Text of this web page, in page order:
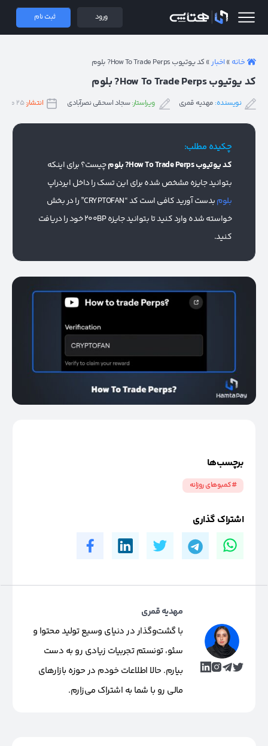
همتاپی ورود ثبت نام
خانه »اخبار» کد یوتیوب How To Trade Perps? بلوم
کد یوتیوب How To Trade Perps? بلوم
نویسنده: مهدیه قمری ویراستار:سجاد اسحقی نصرآبادی انتشار:۲۵ مهر ۱۴۰۳
چکیده مطلب:
کد یوتیوب How To Trade Perps? بلوم
چیست؟ برای اینکه
بتوانید جایزه مشخص شده برای این تسک را داخل ایردراپ
بلوم
بدست آورید کافی است کد “CRYPTOFAN” را در بخش
خواسته شده وارد کنید تا بتوانید جایزه 200BP خود را دریافت
کنید.
برچسب‌ها
#کمبوهای روزانه
اشتراک گذاری
مهدیه قمری
با گشت‌وگذار در دنیای وسیع تولید محتوا و
سئو، تونستم تجربیات زیادی رو به دست
بیارم. حالا اطلاعات خودم در حوزه بازارهای
مالی رو با شما به اشتراک می‌زارم.